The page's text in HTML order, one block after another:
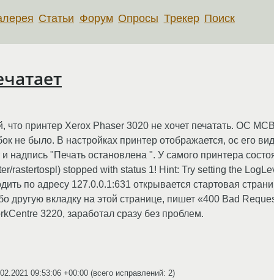
Статьи Форум Опросы Трекер Поиск
что принтер Xerox Phaser 3020 не хочет печатать. ОС
не было. В настройках принтер отображается, ос его
надпись "Печать остановлена ". У самого принтера
rastertospl) stopped with status 1! Hint: Try setting the
по адресу 127.0.0.1:631 открывается стартовая
другую вкладку на этой странице, пишет «400 Bad
3220, заработал сразу без проблем.
09:53:06 +00:00 (всего исправлений: 2)